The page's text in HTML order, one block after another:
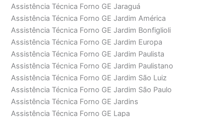
Assistência Técnica Forno GE Jaraguá
Assistência Técnica Forno GE Jardim América
Assistência Técnica Forno GE Jardim Bonfiglioli
Assistência Técnica Forno GE Jardim Europa
Assistência Técnica Forno GE Jardim Paulista
Assistência Técnica Forno GE Jardim Paulistano
Assistência Técnica Forno GE Jardim São Luiz
Assistência Técnica Forno GE Jardim São Paulo
Assistência Técnica Forno GE Jardins
Assistência Técnica Forno GE Lapa